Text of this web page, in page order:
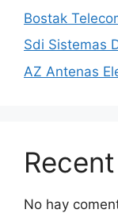
Bostak
Sdi Sistemas
AZ Antenas
No hay